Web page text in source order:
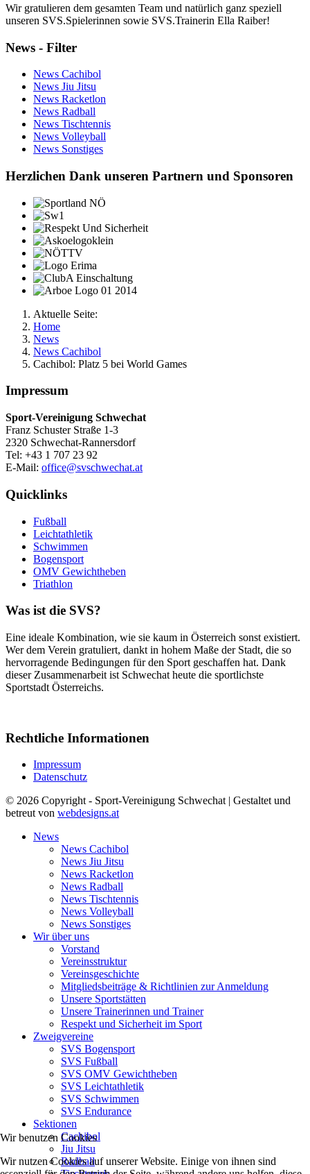
Wir gratulieren dem gesamten Team und natürlich ganz speziell
unseren SVS.Spielerinnen sowie SVS.Trainerin Ella Raiber!
News - Filter
News Cachibol
News Jiu Jitsu
News Racketlon
News Radball
News Tischtennis
News Volleyball
News Sonstiges
Herzlichen Dank unseren Partnern und Sponsoren
Aktuelle Seite:
Home
News
News Cachibol
Cachibol: Platz 5 bei World Games
Impressum
Sport-Vereinigung Schwechat
Franz Schuster Straße 1-3
2320 Schwechat-Rannersdorf
Tel: +43 1 707 23 92
E-Mail: office@svschwechat.at
Quicklinks
Fußball
Leichtathletik
Schwimmen
Bogensport
OMV Gewichtheben
Triathlon
Was ist die SVS?
Eine ideale Kombination, wie sie kaum in Österreich sonst existiert.
Wer dem Verein gratuliert, dankt in hohem Maße der Stadt, die so
hervorragende Bedingungen für den Sport geschaffen hat. Dank
dieser Zusammenarbeit ist Schwechat heute die sportlichste
Sportstadt Österreichs.
Rechtliche Informationen
Impressum
Datenschutz
© 2026 Copyright - Sport-Vereinigung Schwechat | Gestaltet und
betreut von webdesigns.at
News
News Cachibol
News Jiu Jitsu
News Racketlon
News Radball
News Tischtennis
News Volleyball
News Sonstiges
Wir über uns
Vorstand
Vereinsstruktur
Vereinsgeschichte
Mitgliedsbeiträge & Richtlinien zur Anmeldung
Unsere Sportstätten
Unsere Trainerinnen und Trainer
Respekt und Sicherheit im Sport
Zweigvereine
SVS Bogensport
SVS Fußball
SVS OMV Gewichtheben
SVS Leichtathletik
SVS Schwimmen
SVS Endurance
Sektionen
Cachibol
Jiu Jitsu
Radball
Wir benutzen Cookies
Wir nutzen Cookies auf unserer Website. Einige von ihnen sind